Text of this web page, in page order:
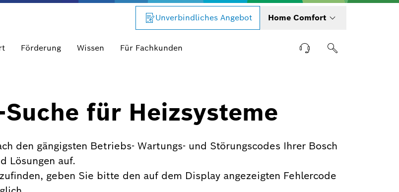
Unverbindliches Angebot Home Comfort
Förderung Wissen Für Fachkunden
für Heizsysteme
den gängigsten Betriebs- Wartungs- und Störungscodes Ihrer Bosch
Lösungen auf.
geben Sie bitte den auf dem Display angezeigten Fehlercode